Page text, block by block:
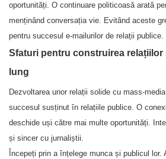
oportunități. O continuare politicoasă arată
menținând conversația vie. Evitând aceste
pentru succesul e-mailurilor de relații publice.
Sfaturi pentru construirea relațiilor
lung
Dezvoltarea unor relații solide cu mass-
succesul susținut în relațiile publice. O
deschide uși către mai multe oportunități.
și sincer cu jurnaliștii.
Începeți prin a înțelege munca și publicul lor.